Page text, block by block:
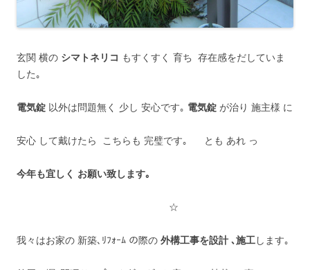
玄関 横の シマトネリコ もすくすく 育ち 存在感をだしていま
した｡
電気錠 以外は問題無く 少し 安心です｡ 電気錠 が治り 施主様 に
安心 して戴けたら こちらも 完璧です｡ とも あれ っ
今年も宜しく お願い致します｡
☆
我々はお家の 新築､ﾘﾌｫｰﾑ の際の 外構工事を設計 ､施工します｡